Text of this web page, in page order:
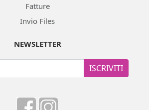
Fatture
Invio Files
NEWSLETTER
ISCRIVITI